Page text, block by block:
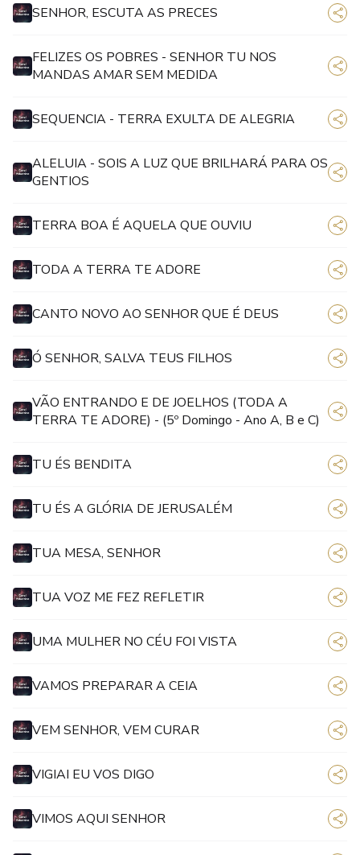
SENHOR, ESCUTA AS PRECES
FELIZES OS POBRES - SENHOR TU NOS
MANDAS AMAR SEM MEDIDA
SEQUENCIA - TERRA EXULTA DE ALEGRIA
ALELUIA - SOIS A LUZ QUE BRILHARÁ PARA OS
GENTIOS
TERRA BOA É AQUELA QUE OUVIU
TODA A TERRA TE ADORE
CANTO NOVO AO SENHOR QUE É DEUS
Ó SENHOR, SALVA TEUS FILHOS
VÃO ENTRANDO E DE JOELHOS (TODA A
TERRA TE ADORE) - (5º Domingo - Ano A, B e C)
TU ÉS BENDITA
TU ÉS A GLÓRIA DE JERUSALÉM
TUA MESA, SENHOR
TUA VOZ ME FEZ REFLETIR
UMA MULHER NO CÉU FOI VISTA
VAMOS PREPARAR A CEIA
VEM SENHOR, VEM CURAR
VIGIAI EU VOS DIGO
VIMOS AQUI SENHOR